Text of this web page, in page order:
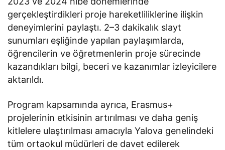
gerçekleştirdikleri proje hareketliliklerine ilişkin
deneyimlerini paylaştı. 2–3 dakikalık slayt
sunumları eşliğinde yapılan paylaşımlarda,
öğrencilerin ve öğretmenlerin proje sürecinde
kazandıkları bilgi, beceri ve kazanımlar izleyicilere
aktarıldı.
Program kapsamında ayrıca, Erasmus+
projelerinin etkisinin artırılması ve daha geniş
kitlelere ulaştırılması amacıyla Yalova genelindeki
tüm ortaokul müdürleri de davet edilerek